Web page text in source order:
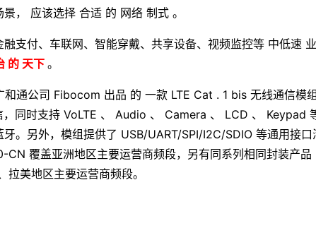
， 应该选择合适 的 网络制式。
融支付、车联网、智能穿戴、共享设备、视频监控等 中低速
的 天下。
和通公司 Fibocom 出品 的一款 LTE Cat . 1 bis无线通信模
，同时支持VoLTE 、Audio 、 Camera 、 LCD 、 Keypad
牙。另外，模组提供了 USB/UART/SPI/I2C/SDIO等通用接口
CN覆盖亚洲地区主要运营商频段，另有同系列相同封装产品
拉美地区主要运营商频段。